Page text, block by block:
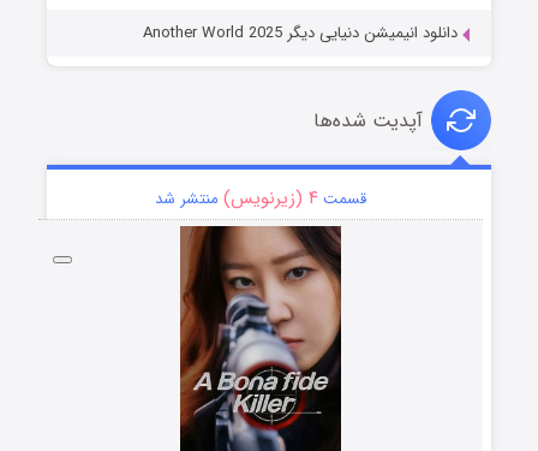
دانلود انیمیشن دنیایی دیگر Another World 2025
آپدیت شده‌ها
قسمت۴ (زیرنویس) منتشر شد